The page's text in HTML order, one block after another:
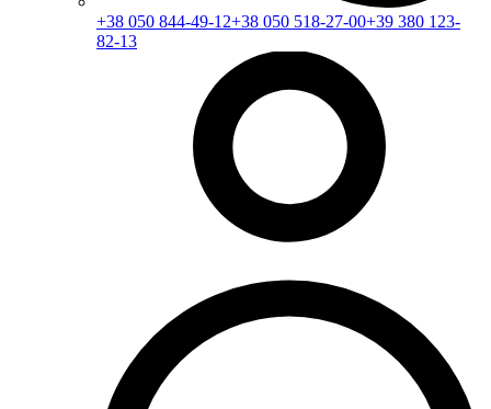
+38 050 844-49-12+38 050 518-27-00+39 380 123-
82-13